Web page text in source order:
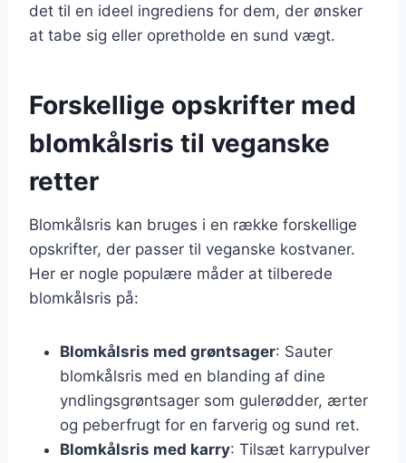
det til en ideel ingrediens for dem, der ønsker
at tabe sig eller opretholde en sund vægt.
Forskellige opskrifter med
blomkålsris til veganske
retter
Blomkålsris kan bruges i en række forskellige
opskrifter, der passer til veganske kostvaner.
Her er nogle populære måder at tilberede
blomkålsris på:
Blomkålsris med grøntsager: Sauter
blomkålsris med en blanding af dine
yndlingsgrøntsager som gulerødder, ærter
og peberfrugt for en farverig og sund ret.
Blomkålsris med karry: Tilsæt karrypulver